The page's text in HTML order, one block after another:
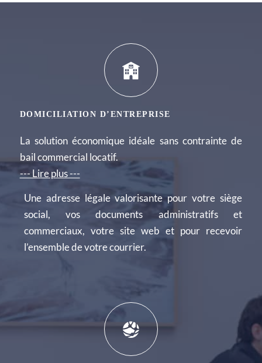
DOMICILIATION D’ENTREPRISE
La solution économique idéale sans contrainte de
bail commercial locatif.
--- Lire plus ---
Une adresse légale valorisante pour votre siège
social, vos documents administratifs et
commerciaux, votre site web et pour recevoir
l’ensemble de votre courrier.